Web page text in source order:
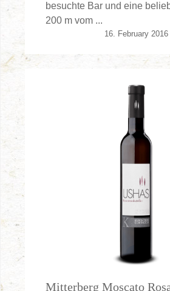
besuchte Bar und eine
200 m vom ...
16. February 2016
Mitterberg Moscato